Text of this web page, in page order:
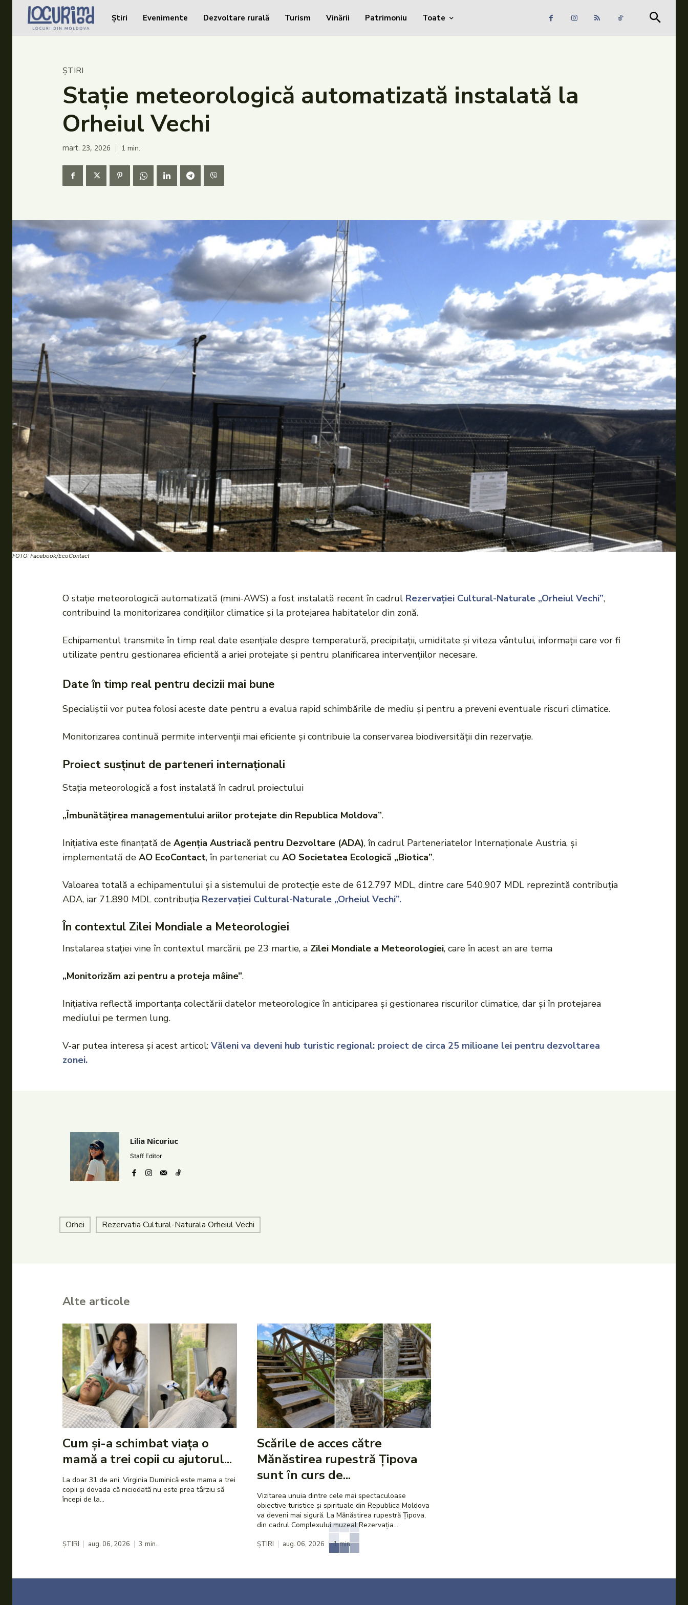
Caută în site...
Caută în site... Căutare
Evenimente
Dezvoltare rurală
Turism
Vinării
Patrimoniu
Produs Acasă
Știri Evenimente Dezvoltare rurală Turism Vinării Patrimoniu Toate
ȘTIRI
Stație meteorologică automatizată instalată la
Orheiul Vechi
mart. 23, 2026 1 min.
FOTO: Facebook/EcoContact
O stație meteorologică automatizată (mini-AWS) a fost instalată recent în cadrul Rezervației Cultural-Naturale „Orheiul Vechi”,
contribuind la monitorizarea condițiilor climatice și la protejarea habitatelor din zonă.
Echipamentul transmite în timp real date esențiale despre temperatură, precipitații, umiditate și viteza vântului, informații care vor fi
utilizate pentru gestionarea eficientă a ariei protejate și pentru planificarea intervențiilor necesare.
Date în timp real pentru decizii mai bune
Specialiștii vor putea folosi aceste date pentru a evalua rapid schimbările de mediu și pentru a preveni eventuale riscuri climatice.
Monitorizarea continuă permite intervenții mai eficiente și contribuie la conservarea biodiversității din rezervație.
Proiect susținut de parteneri internaționali
Stația meteorologică a fost instalată în cadrul proiectului
„Îmbunătățirea managementului ariilor protejate din Republica Moldova”.
Inițiativa este finanțată de Agenția Austriacă pentru Dezvoltare (ADA), în cadrul Parteneriatelor Internaționale Austria, și
implementată de AO EcoContact, în parteneriat cu AO Societatea Ecologică „Biotica”.
Valoarea totală a echipamentului și a sistemului de protecție este de 612.797 MDL, dintre care 540.907 MDL reprezintă contribuția
ADA, iar 71.890 MDL contribuția Rezervației Cultural-Naturale „Orheiul Vechi”.
În contextul Zilei Mondiale a Meteorologiei
Instalarea stației vine în contextul marcării, pe 23 martie, a Zilei Mondiale a Meteorologiei, care în acest an are tema
„Monitorizăm azi pentru a proteja mâine”.
Inițiativa reflectă importanța colectării datelor meteorologice în anticiparea și gestionarea riscurilor climatice, dar și în protejarea
mediului pe termen lung.
V-ar putea interesa și acest articol: Văleni va deveni hub turistic regional: proiect de circa 25 milioane lei pentru dezvoltarea
zonei.
Lilia Nicuriuc
Staff Editor
Orhei Rezervatia Cultural-Naturala Orheiul Vechi
Alte articole
Cum și-a schimbat viața o
mamă a trei copii cu ajutorul...
La doar 31 de ani, Virginia Duminică este mama a trei
copii și dovada că niciodată nu este prea târziu să
începi de la...
ȘTIRI aug. 06, 2026 3 min.
Scările de acces către
Mănăstirea rupestră Țipova
sunt în curs de...
Vizitarea unuia dintre cele mai spectaculoase
obiective turistice și spirituale din Republica Moldova
va deveni mai sigură. La Mănăstirea rupestră Țipova,
din cadrul Complexului muzeal Rezervația...
ȘTIRI aug. 06, 2026 1 min.